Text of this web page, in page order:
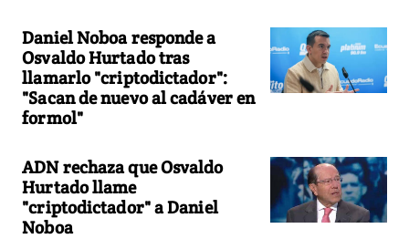
Daniel Noboa responde a
Osvaldo Hurtado tras
llamarlo "criptodictador":
"Sacan de nuevo al cadáver en
formol"
ADN rechaza que Osvaldo
Hurtado llame
"criptodictador" a Daniel
Noboa